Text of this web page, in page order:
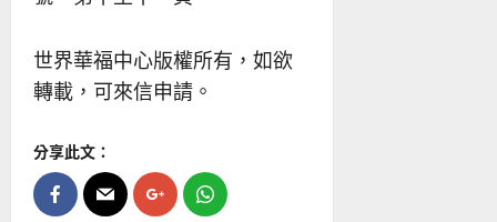
世界華福中心版權所有，如欲
轉載，可來信申請。
分享此文：